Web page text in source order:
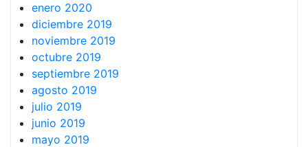
enero 2020
diciembre 2019
noviembre 2019
octubre 2019
septiembre 2019
agosto 2019
julio 2019
junio 2019
mayo 2019